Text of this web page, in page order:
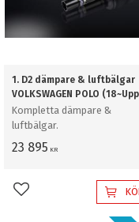
1. D2 dämpare & luftbälgar
VOLKSWAGEN POLO
Kompletta dämpare &
luftbälgar.
23 895 KR
Lägg till i favoriter